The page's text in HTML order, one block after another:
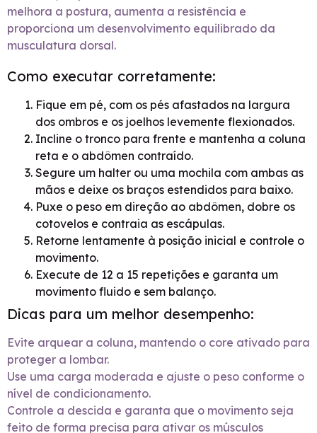
melhora a postura, aumenta a resistência e
proporciona um desenvolvimento equilibrado da
musculatura dorsal.
Como executar corretamente:
Fique em pé, com os pés afastados na largura
dos ombros e os joelhos levemente flexionados.
Incline o tronco para frente e mantenha a coluna
reta e o abdômen contraído.
Segure um halter ou uma mochila com ambas as
mãos e deixe os braços estendidos para baixo.
Puxe o peso em direção ao abdômen, dobre os
cotovelos e contraia as escápulas.
Retorne lentamente à posição inicial e controle o
movimento.
Execute de 12 a 15 repetições e garanta um
movimento fluido e sem balanço.
Dicas para um melhor desempenho:
Evite arquear a coluna, mantendo o core ativado para
proteger a lombar.
Use uma carga moderada e ajuste o peso conforme o
nível de condicionamento.
Controle a descida e garanta que o movimento seja
feito de forma precisa para ativar os músculos